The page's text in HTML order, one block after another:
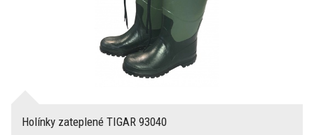
Holínky zateplené TIGAR 93040